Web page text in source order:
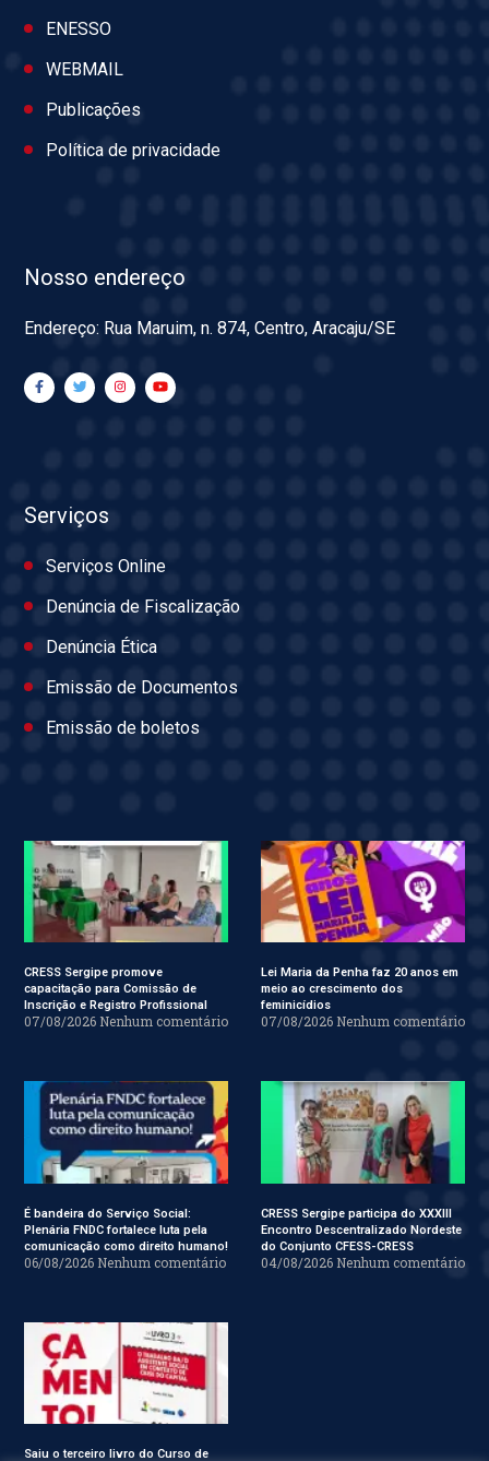
ENESSO
WEBMAIL
Publicações
Política de privacidade
Nosso endereço
Endereço: Rua Maruim, n. 874, Centro, Aracaju/SE
Serviços
Serviços Online
Denúncia de Fiscalização
Denúncia Ética
Emissão de Documentos
Emissão de boletos
CRESS Sergipe promove
capacitação para Comissão de
Inscrição e Registro Profissional
07/08/2026 Nenhum comentário
Lei Maria da Penha faz 20 anos em
meio ao crescimento dos
feminicídios
07/08/2026 Nenhum comentário
É bandeira do Serviço Social:
Plenária FNDC fortalece luta pela
comunicação como direito humano!
06/08/2026 Nenhum comentário
CRESS Sergipe participa do XXXIII
Encontro Descentralizado Nordeste
do Conjunto CFESS-CRESS
04/08/2026 Nenhum comentário
Saiu o terceiro livro do Curso de